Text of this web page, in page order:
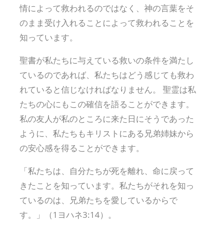
情によって救われるのではなく、神の言葉をそ
のまま受け入れることによって救われることを
知っています。
聖書が私たちに与えている救いの条件を満たし
ているのであれば、私たちはどう感じても救わ
れていると信じなければなりません。 聖霊は私
たちの心にもこの確信を語ることができます。
私の友人が私のところに来た日にそうであった
ように、私たちもキリストにある兄弟姉妹から
の安心感を得ることができます。
「私たちは、自分たちが死を離れ、命に戻って
きたことを知っています。私たちがそれを知っ
ているのは、兄弟たちを愛しているからで
す。」（1ヨハネ3:14）。